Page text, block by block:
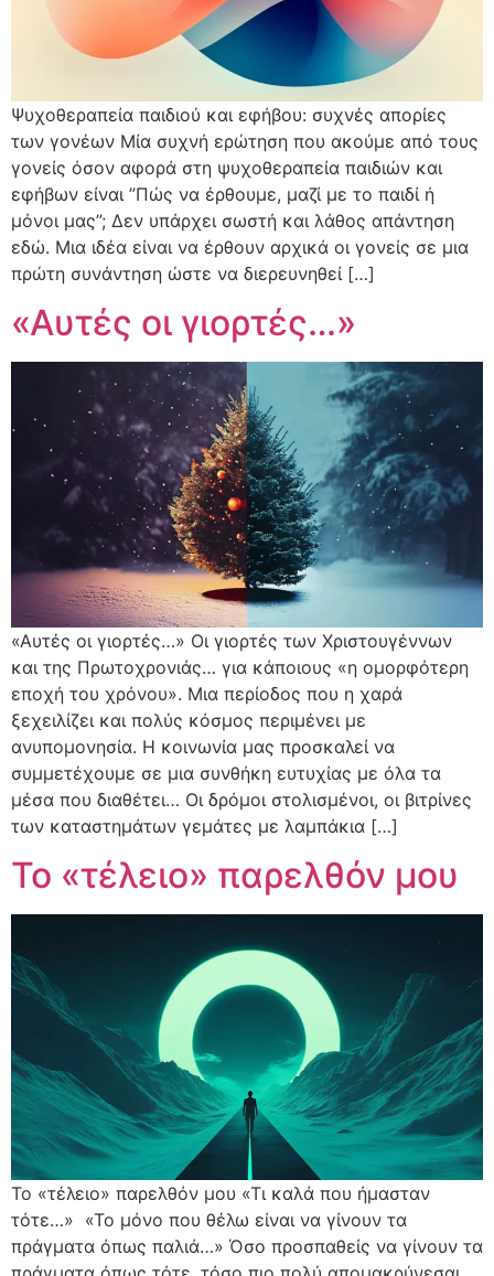
Ψυχοθεραπεία παιδιού και εφήβου: συχνές απορίες
των γονέων Μία συχνή ερώτηση που ακούμε από τους
γονείς όσον αφορά στη ψυχοθεραπεία παιδιών και
εφήβων είναι ”Πώς να έρθουμε, μαζί με το παιδί ή
μόνοι μας”; Δεν υπάρχει σωστή και λάθος απάντηση
εδώ. Μια ιδέα είναι να έρθουν αρχικά οι γονείς σε μια
πρώτη συνάντηση ώστε να διερευνηθεί […]
«Αυτές οι γιορτές…»
«Αυτές οι γιορτές…» Οι γιορτές των Χριστουγέννων
και της Πρωτοχρονιάς… για κάποιους «η ομορφότερη
εποχή του χρόνου». Μια περίοδος που η χαρά
ξεχειλίζει και πολύς κόσμος περιμένει με
ανυπομονησία. Η κοινωνία μας προσκαλεί να
συμμετέχουμε σε μια συνθήκη ευτυχίας με όλα τα
μέσα που διαθέτει… Οι δρόμοι στολισμένοι, οι βιτρίνες
των καταστημάτων γεμάτες με λαμπάκια […]
Το «τέλειο» παρελθόν μου
Το «τέλειο» παρελθόν μου «Τι καλά που ήμασταν
τότε…» «Το μόνο που θέλω είναι να γίνουν τα
πράγματα όπως παλιά…» Όσο προσπαθείς να γίνουν τα